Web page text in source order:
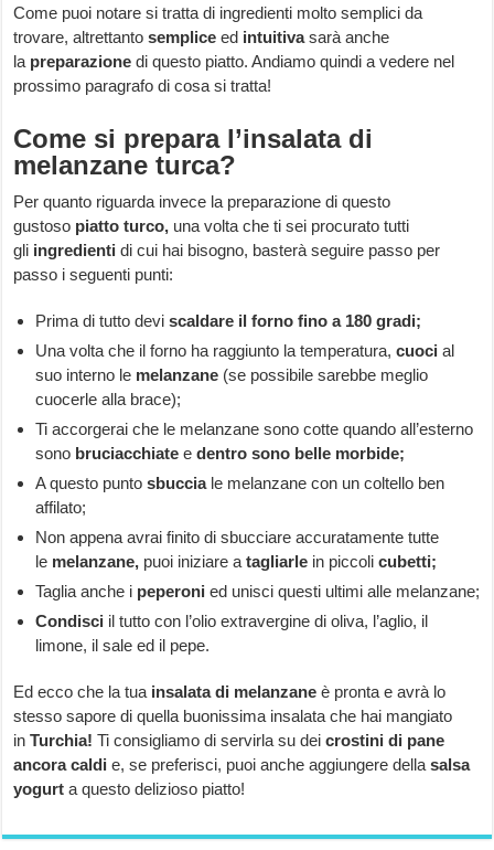
Come puoi notare si tratta di ingredienti molto semplici da
trovare, altrettantosemplice ed intuitivasarà anche
la preparazione di questo piatto. Andiamo quindi a vedere nel
prossimo paragrafo di cosa si tratta!
Come si prepara l’insalata di
melanzane turca?
Per quanto riguarda invece la preparazione di questo
gustoso piatto turco, una volta che ti sei procurato tutti
gli ingredienti di cui hai bisogno, basterà seguire passo per
passo i seguenti punti:
Prima di tutto deviscaldare il forno fino a 180 gradi;
Una volta che il forno ha raggiunto la temperatura,cuoci al
suo interno le melanzane (se possibile sarebbe meglio
cuocerle alla brace);
Ti accorgerai che le melanzane sono cotte quando all’esterno
sono bruciacchiate edentro sono belle morbide;
A questo puntosbucciale melanzane con un coltello ben
affilato;
Non appena avrai finito di sbucciare accuratamente tutte
le melanzane, puoi iniziare atagliarle in piccolicubetti;
Taglia anche i peperoni ed unisci questi ultimi alle melanzane;
Condisci il tutto con l’olio extravergine di oliva, l’aglio, il
limone, il sale ed il pepe.
Ed ecco che la tua insalata di melanzane è pronta e avrà lo
stesso sapore di quella buonissima insalata che hai mangiato
inTurchia! Ti consigliamo di servirla su deicrostini di pane
ancora caldi e, se preferisci, puoi anche aggiungere dellasalsa
yogurt a questo delizioso piatto!